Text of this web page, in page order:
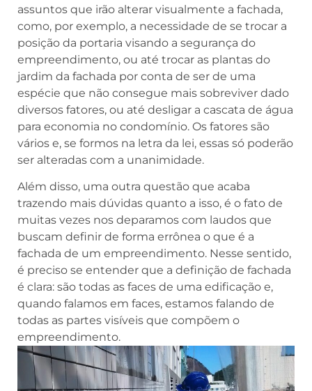
assuntos que irão alterar visualmente a fachada,
como, por exemplo, a necessidade de se trocar a
posição da portaria visando a segurança do
empreendimento, ou até trocar as plantas do
jardim da fachada por conta de ser de uma
espécie que não consegue mais sobreviver dado
diversos fatores, ou até desligar a cascata de água
para economia no condomínio. Os fatores são
vários e, se formos na letra da lei, essas só poderão
ser alteradas com a unanimidade.
Além disso, uma outra questão que acaba
trazendo mais dúvidas quanto a isso, é o fato de
muitas vezes nos deparamos com laudos que
buscam definir de forma errônea o que é a
fachada de um empreendimento. Nesse sentido,
é preciso se entender que a definição de fachada
é clara: são todas as faces de uma edificação e,
quando falamos em faces, estamos falando de
todas as partes visíveis que compõem o
empreendimento.